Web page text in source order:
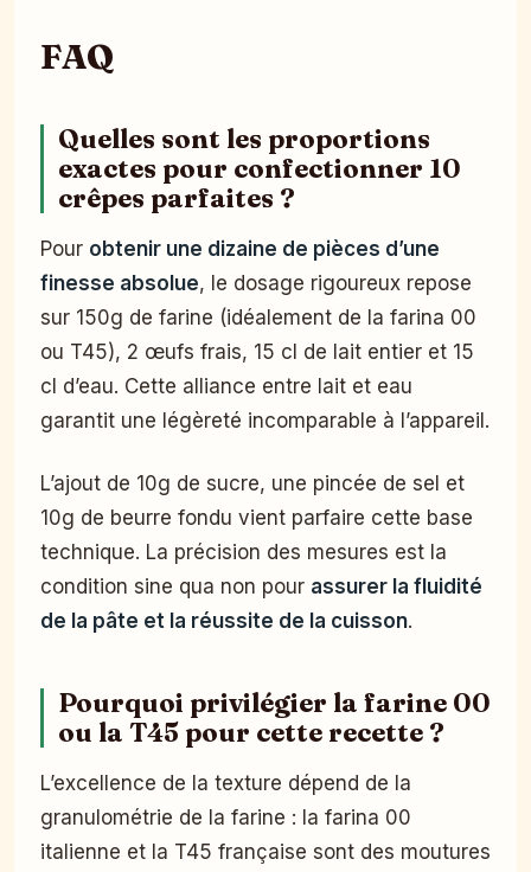
FAQ
Quelles sont les proportions
exactes pour confectionner 10
crêpes parfaites ?
Pour obtenir une dizaine de pièces d’une
finesse absolue, le dosage rigoureux repose
sur 150g de farine (idéalement de la farina 00
ou T45), 2 œufs frais, 15 cl de lait entier et 15
cl d’eau. Cette alliance entre lait et eau
garantit une légèreté incomparable à l’appareil.
L’ajout de 10g de sucre, une pincée de sel et
10g de beurre fondu vient parfaire cette base
technique. La précision des mesures est la
condition sine qua non pour assurer la fluidité
de la pâte et la réussite de la cuisson.
Pourquoi privilégier la farine 00
ou la T45 pour cette recette ?
L’excellence de la texture dépend de la
granulométrie de la farine : la farina 00
italienne et la T45 française sont des moutures